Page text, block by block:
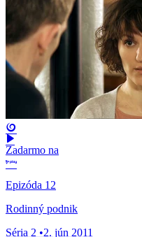
Zadarmo na
Epizóda 12
Rodinný podnik
Séria 2 •2. jún 2011